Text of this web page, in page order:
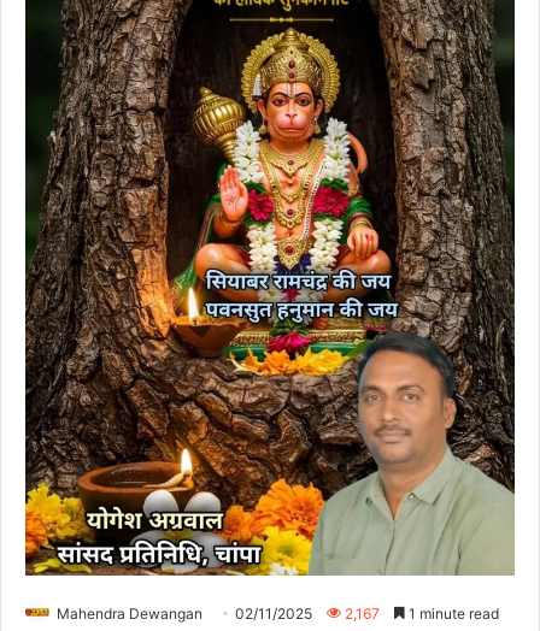
Mahendra Dewangan 02/11/2025 2,167 1 minute read